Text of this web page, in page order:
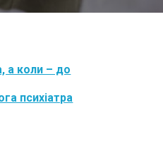
а коли – до
психіатра